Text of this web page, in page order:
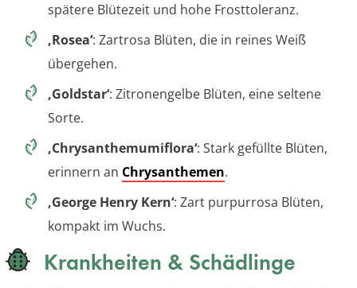
spätere Blütezeit und hohe Frosttoleranz.
‚Rosea‘: Zartrosa Blüten, die in reines Weiß
übergehen.
‚Goldstar‘: Zitronengelbe Blüten, eine seltene
Sorte.
‚Chrysanthemumiflora‘: Stark gefüllte Blüten,
erinnern an Chrysanthemen.
‚George Henry Kern‘: Zart purpurrosa Blüten,
kompakt im Wuchs.
Krankheiten & Schädlinge